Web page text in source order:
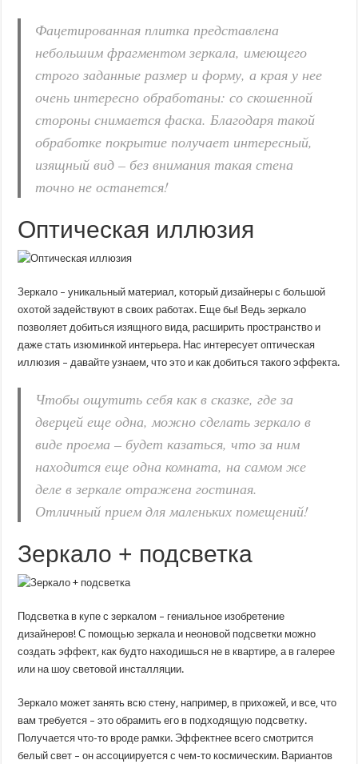
Фацетированная плитка представлена
небольшим фрагментом зеркала, имеющего
строго заданные размер и форму, а края у нее
очень интересно обработаны: со скошенной
стороны снимается фаска. Благодаря такой
обработке покрытие получает интересный,
изящный вид – без внимания такая стена
точно не останется!
Оптическая иллюзия
Зеркало – уникальный материал, который дизайнеры с большой
охотой задействуют в своих работах. Еще бы! Ведь зеркало
позволяет добиться изящного вида, расширить пространство и
даже стать изюминкой интерьера. Нас интересует оптическая
иллюзия – давайте узнаем, что это и как добиться такого эффекта.
Чтобы ощутить себя как в сказке, где за
дверцей еще одна, можно сделать зеркало в
виде проема – будет казаться, что за ним
находится еще одна комната, на самом же
деле в зеркале отражена гостиная.
Отличный прием для маленьких помещений!
Зеркало + подсветка
Подсветка в купе с зеркалом – гениальное изобретение
дизайнеров! С помощью зеркала и неоновой подсветки можно
создать эффект, как будто находишься не в квартире, а в галерее
или на шоу световой инсталляции.
Зеркало может занять всю стену, например, в прихожей, и все, что
вам требуется – это обрамить его в подходящую подсветку.
Получается что-то вроде рамки. Эффектнее всего смотрится
белый свет – он ассоциируется с чем-то космическим. Вариантов